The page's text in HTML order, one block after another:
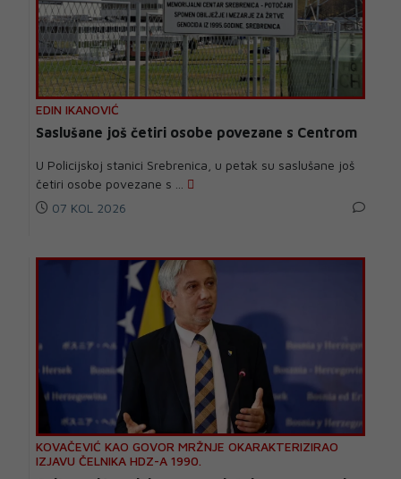
EDIN IKANOVIĆ
Saslušane još četiri osobe povezane s Centrom
U Policijskoj stanici Srebrenica, u petak su saslušane još
četiri osobe povezane s ...
07 KOL 2026
KOVAČEVIĆ KAO GOVOR MRŽNJE OKARAKTERIZIRAO
IZJAVU ČELNIKA HDZ-A 1990.